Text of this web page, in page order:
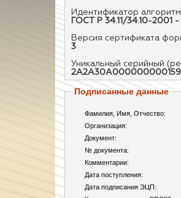
Идентификатор
ГОСТ Р 34.11/34.10-2001 -
Версия сертификата
3
Уникальный серийный
Подписанные данные
Фамилия, Имя, Отчество:
Организация:
Документ:
№ документа:
Комментарии:
Дата поступления:
Дата подписания ЭЦП: